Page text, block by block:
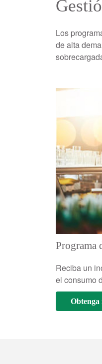
Los
de alta
Programa
Reciba un
el consumo
Obtenga